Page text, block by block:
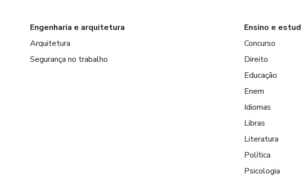
Engenharia e arquitetura
Arquitetura
Segurança no trabalho
Ensino e
Concurso
Direito
Educação
Enem
Idiomas
Libras
Literatura
Política
Psicologia